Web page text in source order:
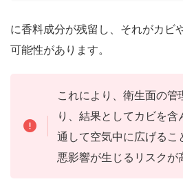
に香料成分が残留し、それがカビ
可能性があります。
これにより、衛生面の管
り、結果としてカビを
通して空気中に広げるこ
悪影響が生じるリスクが